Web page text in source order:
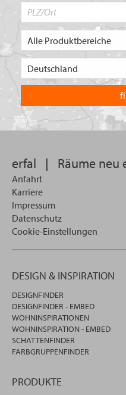
erfal | Räume neu
Anfahrt
Karriere
Impressum
Datenschutz
Cookie-Einstellungen
DESIGN & INSPIRATION
DESIGNFINDER
DESIGNFINDER - EMBED
WOHNINSPIRATIONEN
WOHNINSPIRATION - EMBED
SCHATTENFINDER
FARBGRUPPENFINDER
PRODUKTE